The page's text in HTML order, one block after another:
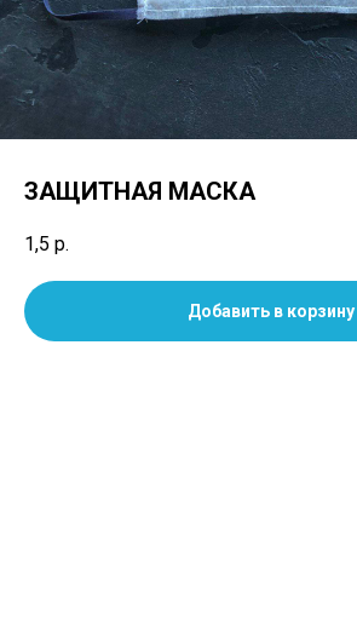
ЗАЩИТНАЯ МАСКА
1,5 р.
Добавить в корзину